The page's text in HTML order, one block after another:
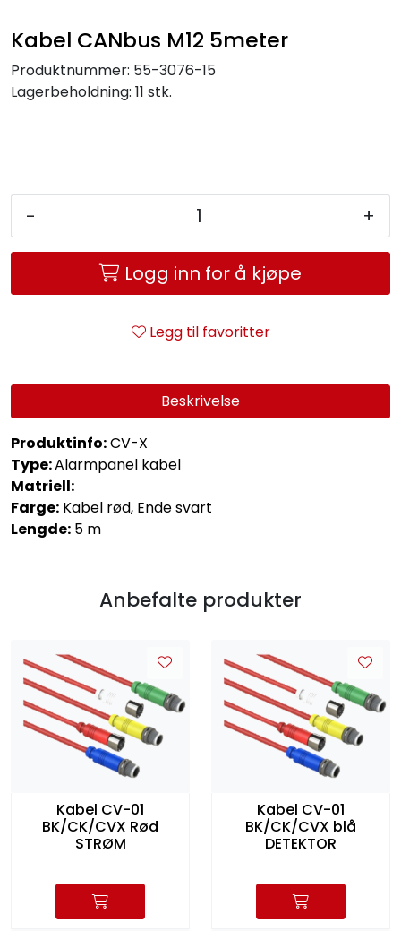
Kabel CANbus M12 5meter
Produktnummer: 55-3076-15
Lagerbeholdning: 11 stk.
- +
Logg inn for å kjøpe
Legg til favoritter
Beskrivelse
Produktinfo:CV-X
Type:Alarmpanel kabel
Matriell:
Farge: Kabel rød, Ende svart
Lengde: 5 m
Anbefalte produkter
Kabel CV-01
BK/CK/CVX Rød
STRØM
Kabel CV-01
BK/CK/CVX blå
DETEKTOR
Kontakt oss